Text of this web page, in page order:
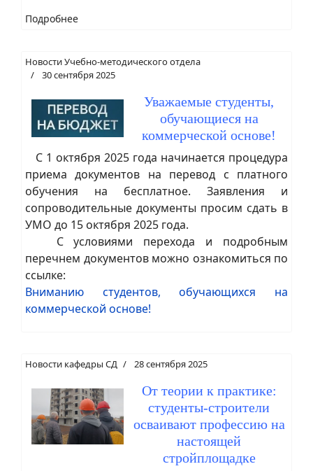
Подробнее
Новости Учебно-методического отдела
30 сентября 2025
Уважаемые студенты,
обучающиеся на
коммерческой основе!
С 1 октября 2025 года начинается процедура
приема документов на перевод с платного
обучения на бесплатное. Заявления и
сопроводительные документы просим сдать в
УМО до 15 октября 2025 года.
С условиями перехода и подробным
перечнем документов можно ознакомиться по
ссылке:
Вниманию студентов, обучающихся на
коммерческой основе!
Новости кафедры СД 28 сентября 2025
От теории к практике:
студенты-строители
осваивают профессию на
настоящей
стройплощадке